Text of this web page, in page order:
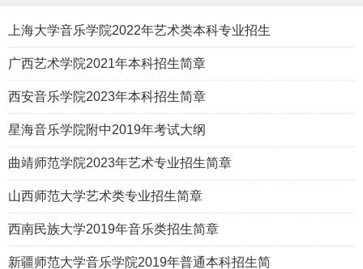
上海大学音乐学院2022年艺术类本科专业招生
广西艺术学院2021年本科招生简章
西安音乐学院2023年本科招生简章
星海音乐学院附中2019年考试大纲
曲靖师范学院2023年艺术专业招生简章
山西师范大学艺术类专业招生简章
西南民族大学2019年音乐类招生简章
新疆师范大学音乐学院2019年普通本科招生简